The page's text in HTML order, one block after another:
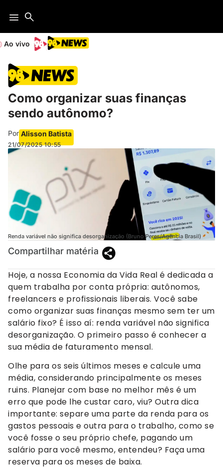
Ao vivo
Como organizar suas finanças
sendo autônomo?
Por Alisson Batista
21/07/2025 10:55
Renda variável não significa desorganização (Bruno Peres/Agência Brasil)
Compartilhar matéria
Hoje, a nossa Economia da Vida Real é dedicada a
quem trabalha por conta própria: autônomos,
freelancers e profissionais liberais. Você sabe
como organizar suas finanças mesmo sem ter um
salário fixo? É isso aí: renda variável não significa
desorganização. O primeiro passo é conhecer a
sua média de faturamento mensal.
Olhe para os seis últimos meses e calcule uma
média, considerando principalmente os meses
ruins. Planejar com base no melhor mês é um
erro que pode lhe custar caro, viu? Outra dica
importante: separe uma parte da renda para os
gastos pessoais e outra para o trabalho, como se
você fosse o seu próprio chefe, pagando um
salário para você mesmo, entendeu? Faça uma
reserva para os meses de baixa.